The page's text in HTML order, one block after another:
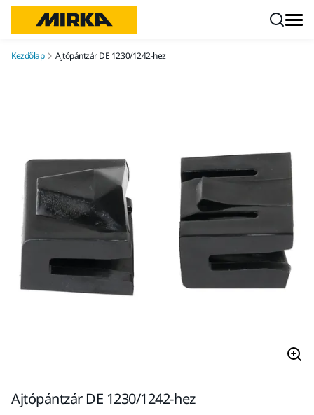
Kezdőlap Ajtópántzár DE 1230/1242-hez
Ajtópántzár DE 1230/1242-hez